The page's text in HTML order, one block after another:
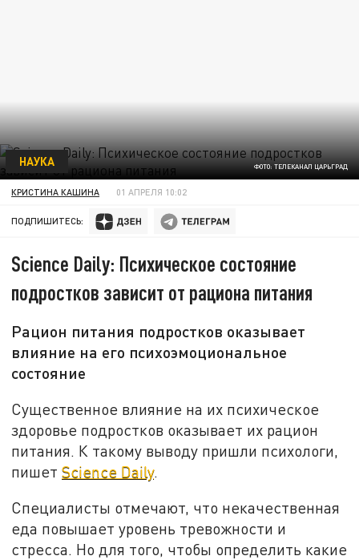
ФОТО: ТЕЛЕКАНАЛ ЦАРЬГРАД
НАУКА
КРИСТИНА КАШИНА 01 АПРЕЛЯ 10:02
ПОДПИШИТЕСЬ:
Science Daily: Психическое состояние
подростков зависит от рациона питания
Рацион питания подростков оказывает
влияние на его психоэмоциональное
состояние
Существенное влияние на их психическое
здоровье подростков оказывает их рацион
питания. К такому выводу пришли психологи,
пишетScience Daily.
Специалисты отмечают, что некачественная
еда повышает уровень тревожности и
стресса. Но для того, чтобы определить какие